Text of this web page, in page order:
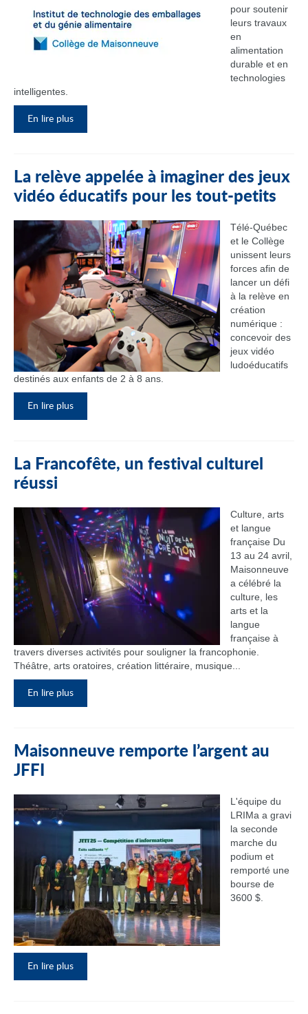
pour soutenir
leurs travaux
en
alimentation
durable et en
technologies
intelligentes.
En lire plus
La relève appelée à imaginer des jeux
vidéo éducatifs pour les tout-petits
Télé-Québec
et le Collège
unissent leurs
forces afin de
lancer un défi
à la relève en
création
numérique :
concevoir des
jeux vidéo
ludoéducatifs
destinés aux enfants de 2 à 8 ans.
En lire plus
La Francofête, un festival culturel
réussi
Culture, arts
et langue
française Du
13 au 24 avril,
Maisonneuve
a célébré la
culture, les
arts et la
langue
française à
travers diverses activités pour souligner la francophonie.
Théâtre, arts oratoires, création littéraire, musique...
En lire plus
Maisonneuve remporte l’argent au
JFFI
L'équipe du
LRIMa a gravi
la seconde
marche du
podium et
remporté une
bourse de
3600 $.
En lire plus